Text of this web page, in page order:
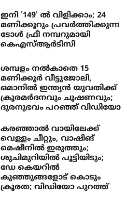
ഇനി '149' ല്‍ വിളിക്കാം; 24
മണിക്കൂറും പ്രവര്‍ത്തിക്കുന്ന
ടോള്‍ ഫ്രീ നമ്പറുമായി
കെഎസ്ആര്‍ടിസി
ശമ്പളം നല്‍കാതെ 15
മണിക്കൂര്‍ വീട്ടുജോലി,
ഒമാനില്‍ ഇന്ത്യന്‍ യുവതിക്ക്
ക്രൂരമര്‍ദനവും ചൂഷണവും;
ദുരനുഭവം പറഞ്ഞ് വിഡിയോ
കരഞ്ഞാല്‍ വായിലേക്ക്
വെള്ളം ചീറ്റും, വാഷിങ്
മെഷീനില്‍ ഇരുത്തും;
ശുചിമുറിയില്‍ പൂട്ടിയിടും;
ഡേ കെയറില്‍
കുഞ്ഞുങ്ങളോട് കൊടും
ക്രൂരത; വിഡിയോ പുറത്ത്